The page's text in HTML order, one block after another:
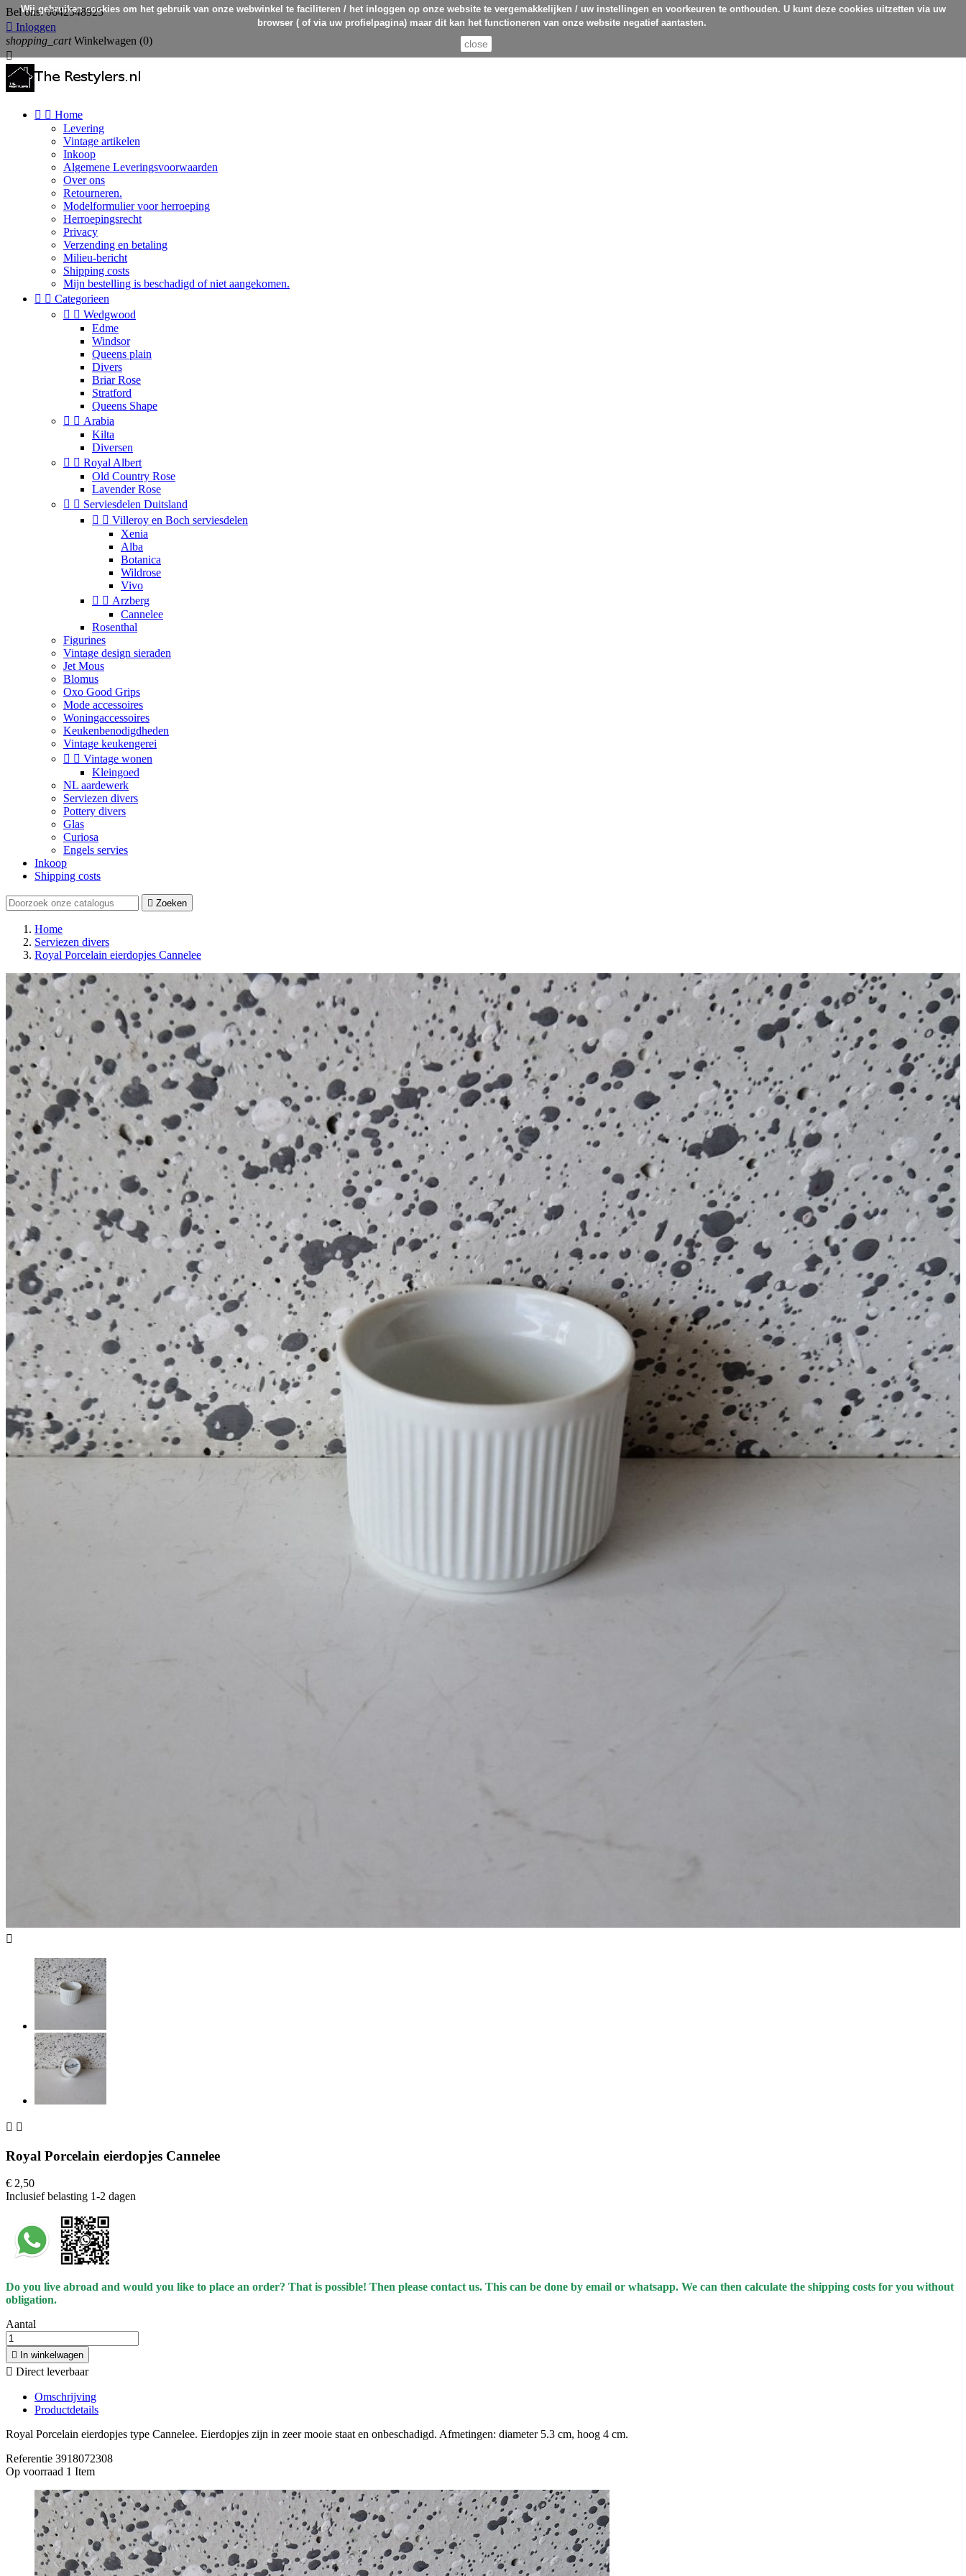
Bel ons:0642548925
 Inloggen
shopping_cart Winkelwagen (0)

  Home
Levering
Vintage artikelen
Inkoop
Algemene Leveringsvoorwaarden
Over ons
Retourneren.
Modelformulier voor herroeping
Herroepingsrecht
Privacy
Verzending en betaling
Milieu-bericht
Shipping costs
Mijn bestelling is beschadigd of niet aangekomen.
  Categorieen
  Wedgwood
Edme
Windsor
Queens plain
Divers
Briar Rose
Stratford
Queens Shape
  Arabia
Kilta
Diversen
  Royal Albert
Old Country Rose
Lavender Rose
  Serviesdelen Duitsland
  Villeroy en Boch serviesdelen
Xenia
Alba
Botanica
Wildrose
Vivo
  Arzberg
Cannelee
Rosenthal
Figurines
Vintage design sieraden
Jet Mous
Blomus
Oxo Good Grips
Mode accessoires
Woningaccessoires
Keukenbenodigdheden
Vintage keukengerei
  Vintage wonen
Kleingoed
NL aardewerk
Serviezen divers
Pottery divers
Glas
Curiosa
Engels servies
Inkoop
Shipping costs
 Zoeken
Home
Serviezen divers
Royal Porcelain eierdopjes Cannelee

 
Royal Porcelain eierdopjes Cannelee
€ 2,50
Inclusief belasting 1-2 dagen
Do you live abroad and would you like to place an order? That is possible! Then please contact us. This can be done by email or whatsapp. We can then calculate the shipping costs for you without
obligation.
Aantal
 In winkelwagen
 Direct leverbaar
Omschrijving
Productdetails
Royal Porcelain eierdopjes type Cannelee. Eierdopjes zijn in zeer mooie staat en onbeschadigd. Afmetingen: diameter 5.3 cm, hoog 4 cm.
Referentie 3918072308
Op voorraad 1 Item
Wij gebruiken cookies om het gebruik van onze webwinkel te faciliteren / het inloggen op onze website te vergemakkelijken / uw instellingen en voorkeuren te onthouden. U kunt deze cookies uitzetten via uw
browser ( of via uw profielpagina) maar dit kan het functioneren van onze website negatief aantasten.
close